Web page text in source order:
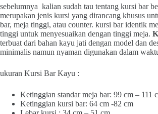
sebelumnya kalian sudah tau tentang kursi bar
merupakan jenis kursi yang dirancang khusus
bar, meja tinggi, atau counter. kursi bar identik
tinggi untuk menyesuaikan dengan tinggi meja.
terbuat dari bahan kayu jati dengan model dan
minimalis namun nyaman digunakan dalam
ukuran Kursi Bar Kayu :
Ketinggian standar meja bar: 99 cm – 111
Ketinggian kursi bar: 64 cm -82 cm